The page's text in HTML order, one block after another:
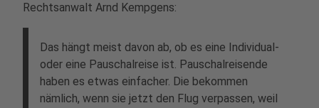
Rechtsanwalt Arnd Kempgens:
Das hängt meist davon ab, ob es eine Individual-
oder eine Pauschalreise ist. Pauschalreisende
haben es etwas einfacher. Die bekommen
nämlich, wenn sie jetzt den Flug verpassen, weil